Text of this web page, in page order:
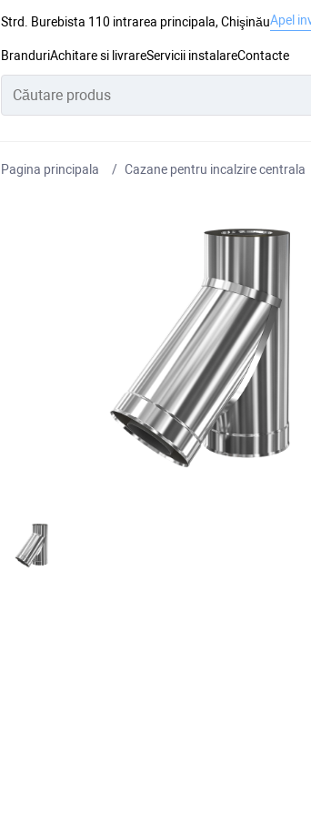
Strd. Burebista 110 intrarea principala, ChişinăuApel
BranduriAchitare si livrareServicii instalareContacte
Pagina principala Cazane pentru incalzire centrala